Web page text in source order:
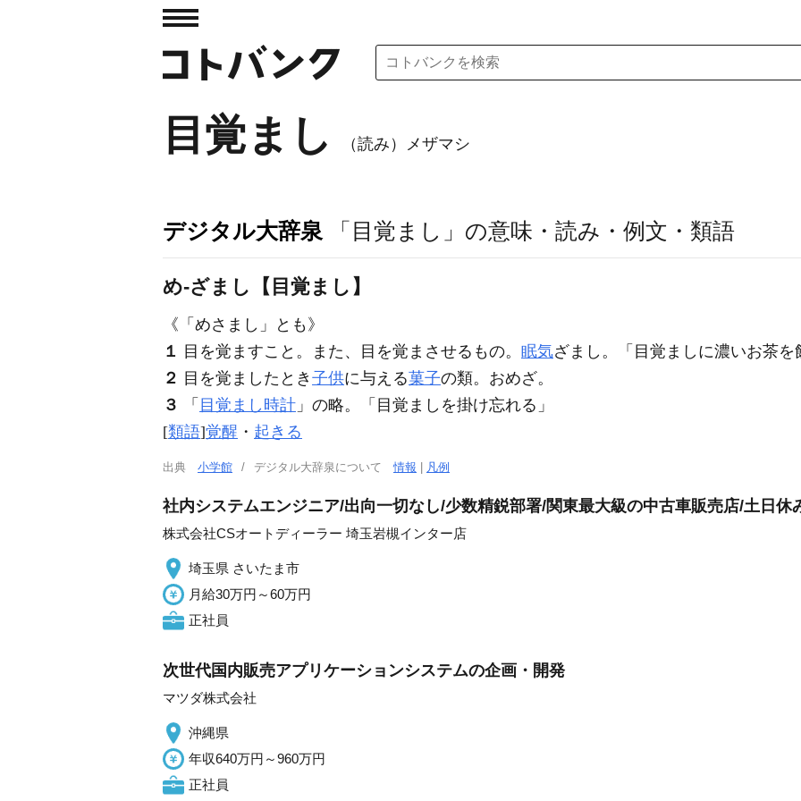
目覚まし （読み）メザマシ
デジタル大辞泉 「目覚まし」の意味・読み・例文・類語
め‐ざまし【目覚まし】
《「めさまし」とも》
１ 目を覚ますこと。また、目を覚まさせるもの。 眠気ざまし。「 目覚まし に濃いお茶を
２ 目を覚ましたとき 子供に与える菓子の類。おめざ。
３
「 目覚まし時計 」の略。「 目覚まし を掛け忘れる」
[類語]覚醒 ・ 起きる
出典 小学館 デジタル大辞泉について情報 凡例
社内システムエンジニア/出向一切なし/少数精鋭部署/関東最大級の中古車販売店/土日休
株式会社CSオートディーラー 埼玉岩槻インター店
埼玉県 さいたま市
月給30万円～60万円
正社員
次世代国内販売アプリケーションシステムの企画・開発
マツダ株式会社
沖縄県
年収640万円～960万円
正社員